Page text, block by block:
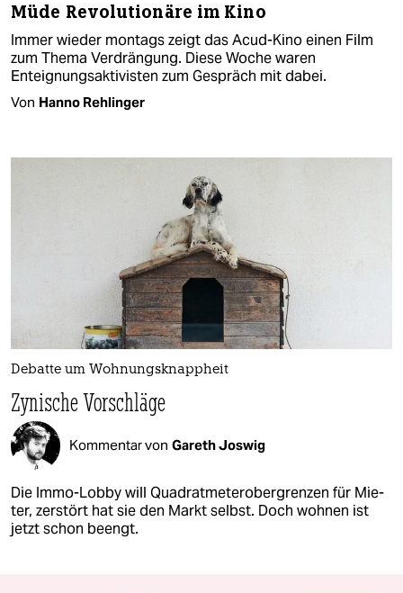
Müde Revolutionäre im Kino
Immer wieder montags zeigt das Acud-Kino einen Film
zum Thema Verdrängung. Diese Woche waren
Enteignungsaktivisten zum Gespräch mit dabei.
Von Hanno Rehlinger
Debatte um Wohnungsknappheit
Zynische Vorschläge
Kommentar von Gareth Joswig
Die Immo-Lobby will Quadratmeterobergrenzen für Mie­
te­r, zerstört hat sie den Markt selbst. Doch wohnen ist
jetzt schon beengt.